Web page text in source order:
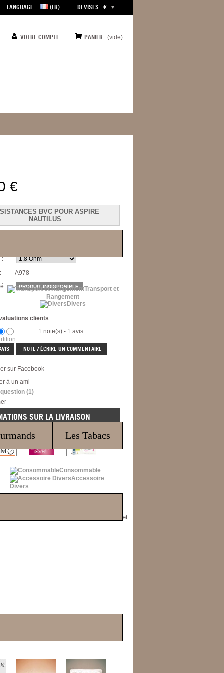
LANGUAGE : (FR) DEVISES : €
VOTRE COMPTE PANIER : (vide)
Transport et
Rangement
Divers
Les Tabacs
Consommable
Accessoire
Divers
€
BVC POUR ASPIRE
NAUTILUS
:
A978
:
PRODUIT INDISPONIBLE.
clients
1 note(s) - 1 avis
NOTE / ÉCRIRE UN COMMENTAIRE
sur Facebook
à un ami
(1)
SUR LA LIVRAISON
Suivi international Lettre suivie
une meilleure répartition de chauffe et